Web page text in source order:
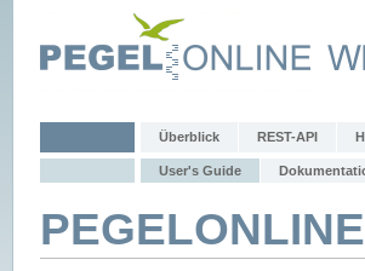
Überblick REST-API
User's Guide